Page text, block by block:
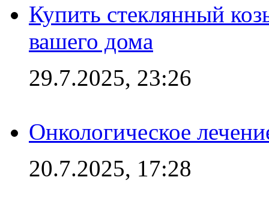
Купить стеклянный
вашего дома
29.7.2025, 23:26
Онкологическое
20.7.2025, 17:28